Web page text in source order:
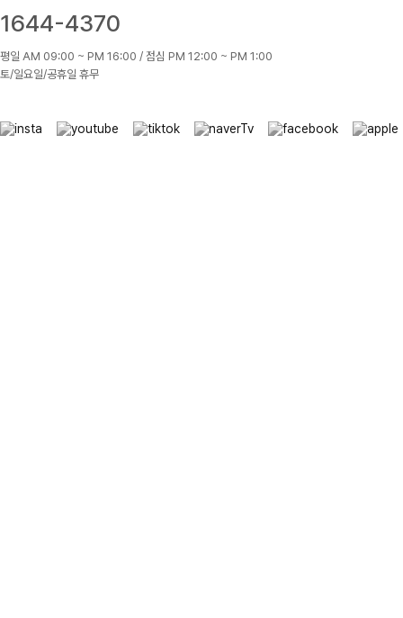
1644-4370
평일 AM 09:00 ~ PM 16:00 / 점심 PM 12:00 ~ PM 1:00
토/일요일/공휴일 휴무